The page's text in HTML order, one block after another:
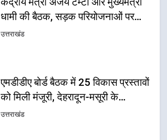
एमडीडीए बोर्ड बैठक में 25 विकास प्रस्तावों
को मिली मंजूरी, देहरादून-मसूरी के
नियोजित विकास को मिलेगी रफ्तार
उत्तराखंड
मुख्यमंत्री धामी के प्रयासों से बनबसा रेलवे
स्टेशन पर अछनेरा-टनकपुर एक्सप्रेस का
ठहराव हुआ स्वीकृत
उत्तराखंड